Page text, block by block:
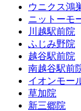
ウニクス鴻
ニットーモ
川越駅前院
ふじみ野院
越谷駅前院
南越谷駅前
イオンモー
草加院
新三郷院